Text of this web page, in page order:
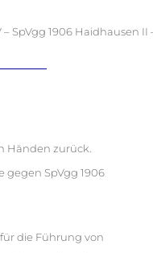
SpVgg 1906 Haidhausen II
Händen zurück.
gegen SpVgg 1906
die Führung von